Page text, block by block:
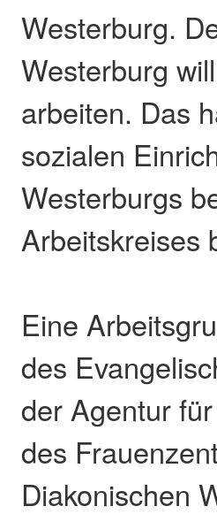
Westerburg.
Westerburg
arbeiten. Das
sozialen
Westerburgs
Arbeitskreises
Eine
des
der Agentur
des
Diakonischen